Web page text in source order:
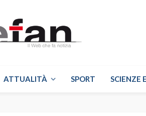
ATTUALITÀ SPORT SCIENZE